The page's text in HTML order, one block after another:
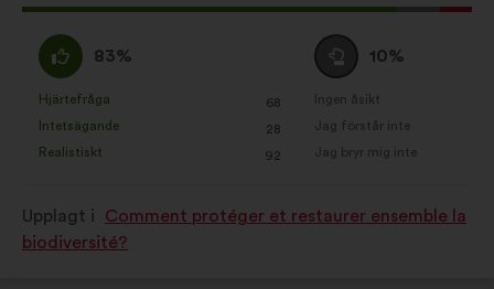
här
Jag
håller
med
:
83%
betecknats
som:
Hjärtefråga
: 68
gånger
Intetsägande
: 28
gånger
Realistiskt
: 92
gånger
Jag
är
neutral
:
10%
betecknats
Ingen åsikt
:gånger
Jag förstår inte
:gånger
Jag bryr mig inte
:gånger
Upplagt i
Comment protéger et restaurer ensemble la
biodiversité?